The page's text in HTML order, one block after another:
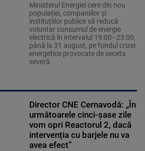
Ministerul Energiei cere din nou
populației, companiilor și
instituțiilor publice să reducă
voluntar consumul de energie
electrică în intervalul 19:00–23:00,
până la 31 august, pe fondul crizei
energetice provocate de seceta
severă.
Director CNE Cernavodă: „În
următoarele cinci-șase zile
vom opri Reactorul 2, dacă
intervenția cu barjele nu va
avea efect”